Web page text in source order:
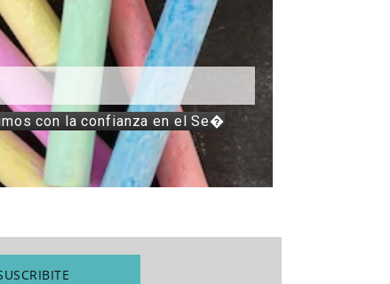
con la confianza en el Se�